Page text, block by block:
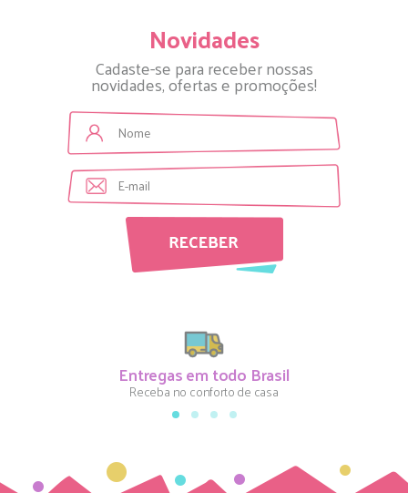
Novidades
Cadaste-se para receber nossas
novidades, ofertas e promoções!
Entregas em todo Brasil
Receba no conforto de casa